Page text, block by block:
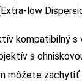
low
kompatibilný
s
môžete zachytiť